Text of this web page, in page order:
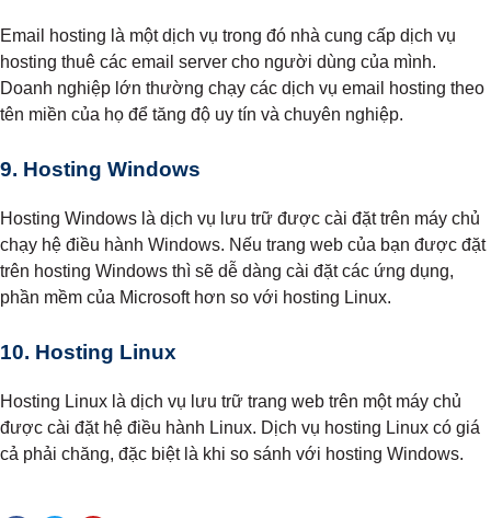
Email hosting là một dịch vụ trong đó nhà cung cấp dịch vụ
hosting thuê các email server cho người dùng của mình.
Doanh nghiệp lớn thường chạy các dịch vụ email hosting theo
tên miền của họ để tăng độ uy tín và chuyên nghiệp.
9. Hosting Windows
Hosting Windows là dịch vụ lưu trữ được cài đặt trên máy chủ
chạy hệ điều hành Windows. Nếu trang web của bạn được đặt
trên hosting Windows thì sẽ dễ dàng cài đặt các ứng dụng,
phần mềm của Microsoft hơn so với hosting Linux.
10. Hosting Linux
Hosting Linux là dịch vụ lưu trữ trang web trên một máy chủ
được cài đặt hệ điều hành Linux. Dịch vụ hosting Linux có giá
cả phải chăng, đặc biệt là khi so sánh với hosting Windows.